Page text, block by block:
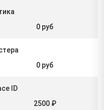
0 руб
0 руб
ID
2500 ₽